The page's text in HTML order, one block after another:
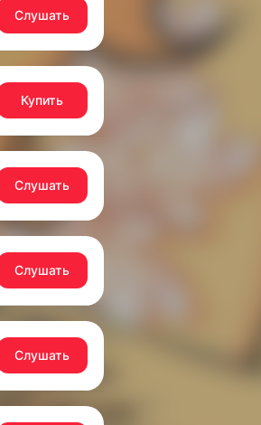
Слушать
Купить
Слушать
Слушать
Слушать